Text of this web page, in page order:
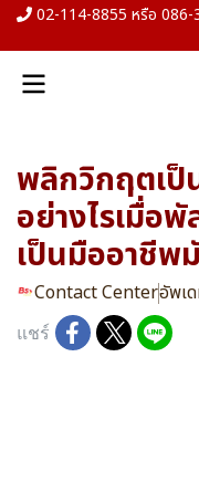
02-114-8855 หรือ 086-
พลิกวิกฤตเป็
อย่างไรเมื่อ
เป็นมืออาชีพ
Contact Centerอัพเ
แชร์